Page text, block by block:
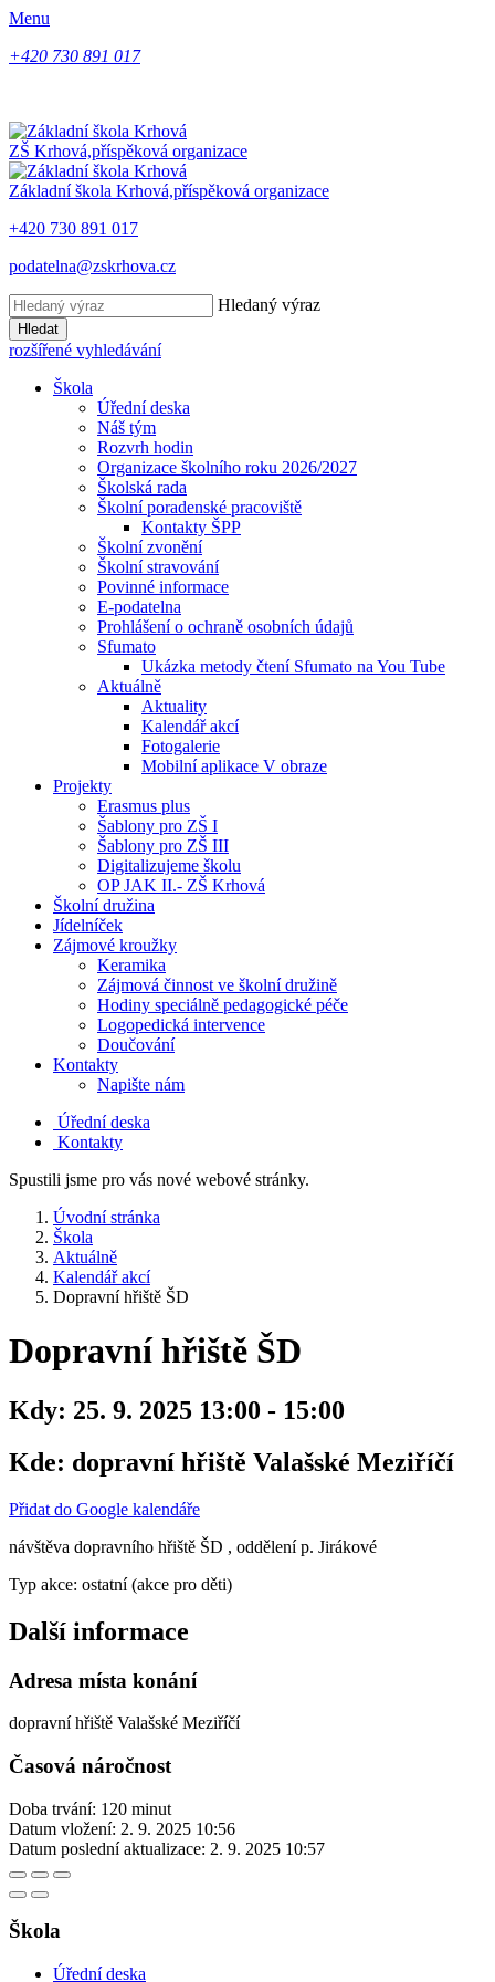
Menu
+420 730 891 017
ZŠ Krhová,příspěková organizace
Základní škola Krhová,příspěková organizace
+420 730 891 017
podatelna@zskrhova.cz
Hledaný výraz
Hledat
rozšířené vyhledávání
Škola
Úřední deska
Náš tým
Rozvrh hodin
Organizace školního roku 2026/2027
Školská rada
Školní poradenské pracoviště
Kontakty ŠPP
Školní zvonění
Školní stravování
Povinné informace
E-podatelna
Prohlášení o ochraně osobních údajů
Sfumato
Ukázka metody čtení Sfumato na You Tube
Aktuálně
Aktuality
Kalendář akcí
Fotogalerie
Mobilní aplikace V obraze
Projekty
Erasmus plus
Šablony pro ZŠ I
Šablony pro ZŠ III
Digitalizujeme školu
OP JAK II.- ZŠ Krhová
Školní družina
Jídelníček
Zájmové kroužky
Keramika
Zájmová činnost ve školní družině
Hodiny speciálně pedagogické péče
Logopedická intervence
Doučování
Kontakty
Napište nám
Úřední deska
Kontakty
Spustili jsme pro vás nové webové stránky.
Úvodní stránka
Škola
Aktuálně
Kalendář akcí
Dopravní hřiště ŠD
Dopravní hřiště ŠD
Kdy: 25. 9. 2025 13:00 - 15:00
Kde: dopravní hřiště Valašské Meziříčí
Přidat do Google kalendáře
návštěva dopravního hřiště ŠD , oddělení p. Jirákové
Typ akce: ostatní (akce pro děti)
Další informace
Adresa místa konání
dopravní hřiště Valašské Meziříčí
Časová náročnost
Doba trvání: 120 minut
Datum vložení: 2. 9. 2025 10:56
Datum poslední aktualizace: 2. 9. 2025 10:57
Škola
Úřední deska